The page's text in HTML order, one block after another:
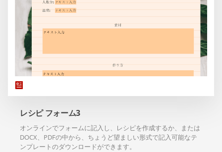
レシピ フォーム3
オンラインでフォームに記入し、レシピを作成するか、または
DOCX、PDFの中から、ちょうど望ましい形式で記入可能なテ
ンプレートのダウンロードができます。